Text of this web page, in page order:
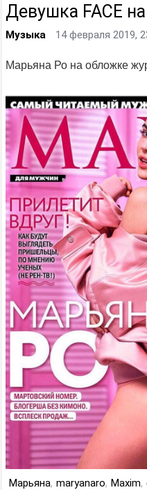
Девушка FACE
Музыка 14 февраля 2019,
Марьяна Ро на обложке
Марьяна, maryanaro, Maxim,